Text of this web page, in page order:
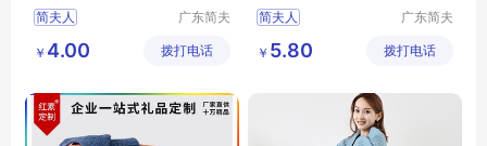
房擦手巾
简夫人
广东简夫
限公司
￥ 4.00 拨打电话
简夫人
广东简夫
限公司
￥ 5.80 拨打电话